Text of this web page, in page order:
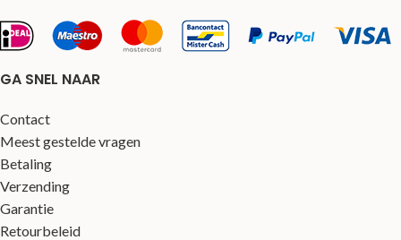
GA SNEL NAAR
Contact
Meest gestelde vragen
Betaling
Verzending
Garantie
Retourbeleid